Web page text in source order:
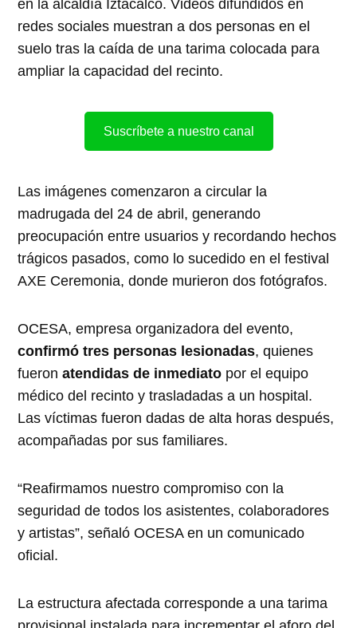
en la alcaldía Iztacalco. Videos difundidos en
redes sociales muestran a dos personas en el
suelo tras la caída de una tarima colocada para
ampliar la capacidad del recinto.
Suscríbete a nuestro canal
Las imágenes comenzaron a circular la
madrugada del 24 de abril, generando
preocupación entre usuarios y recordando hechos
trágicos pasados, como lo sucedido en el festival
AXE Ceremonia, donde murieron dos fotógrafos.
OCESA, empresa organizadora del evento,
confirmó tres personas lesionadas, quienes
fueronatendidas de inmediato por el equipo
médico del recinto y trasladadas a un hospital.
Las víctimas fueron dadas de alta horas después,
acompañadas por sus familiares.
“Reafirmamos nuestro compromiso con la
seguridad de todos los asistentes, colaboradores
y artistas”, señaló OCESA en un comunicado
oficial.
La estructura afectada corresponde a una tarima